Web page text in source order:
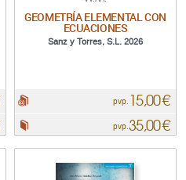
GEOMETRÍA ELEMENTAL CON
ECUACIONES
Sanz y Torres, S.L. 2026
pvp. 15,00 €
pvp.35,00 €